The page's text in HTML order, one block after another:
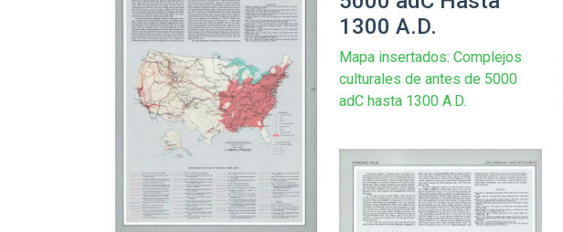
1300 A.D.
Mapa insertados: Complejos
culturales de antes de 5000
adC hasta 1300 A.D.